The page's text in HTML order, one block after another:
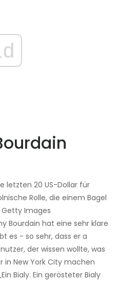
letzten 20 US-Dollar für
Rolle, die einem Bagel
Getty Images
Bourdain hat eine sehr klare
es - so sehr, dass er a
der wissen wollte, was
in New York City machen
Bialy. Ein gerösteter Bialy